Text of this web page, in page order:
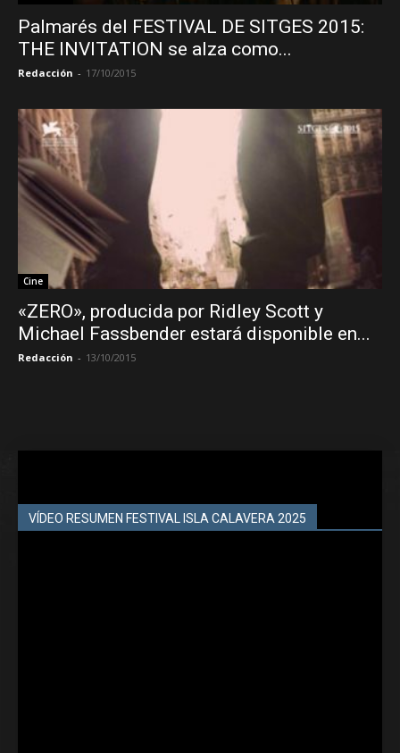
Palmarés del FESTIVAL DE SITGES 2015:
THE INVITATION se alza como...
Redacción - 17/10/2015
Cine
«ZERO», producida por Ridley Scott y
Michael Fassbender estará disponible en...
Redacción - 13/10/2015
VÍDEO RESUMEN FESTIVAL ISLA CALAVERA 2025